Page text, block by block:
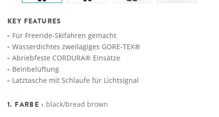
KEY FEATURES
Für Freeride-Skifahren gemacht
Wasserdichtes zweilagiges GORE-TEX®
Abriebfeste CORDURA® Einsätze
Beinbelüftung
Latztasche mit Schlaufe für Lichtsignal
1. FARBE : black/bread brown